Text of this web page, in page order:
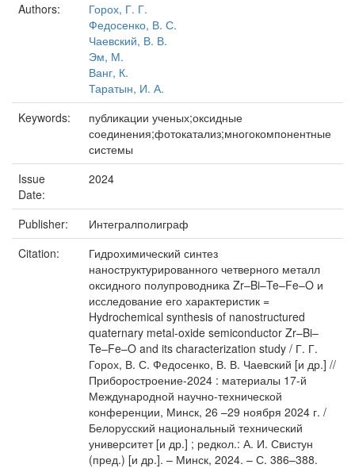
Authors:
Горох, Г. Г.
Федосенко, В. С.
Чаевский, В. В.
Эм, М.
Ванг, К.
Таратын, И. А.
Keywords:
публикации ученых;оксидные
соединения;фотокатализ;многокомпонентные
системы
Issue
Date:
2024
Publisher:
Интегралполиграф
Citation:
Гидрохимический синтез
наноструктурированного четверного металл
оксидного полупроводника Zr–Bi–Te–Fe–O и
исследование его характеристик =
Hydrochemical synthesis of nanostructured
quaternary metal-oxide semiconductor Zr–Bi–
Te–Fe–O and its characterization study / Г. Г.
Горох, В. С. Федосенко, В. В. Чаевский [и др.] //
Приборостроение-2024 : материалы 17-й
Международной научно-технической
конференции, Минск, 26 –29 ноября 2024 г. /
Белорусский национальный технический
университет [и др.] ; редкол.: А. И. Свистун
(пред.) [и др.]. – Минск, 2024. – С. 386–388.